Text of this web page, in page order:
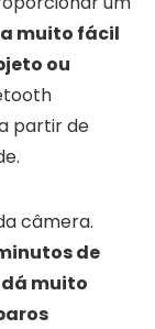
muito fácil
ou
partir de
câmera.
de
muito